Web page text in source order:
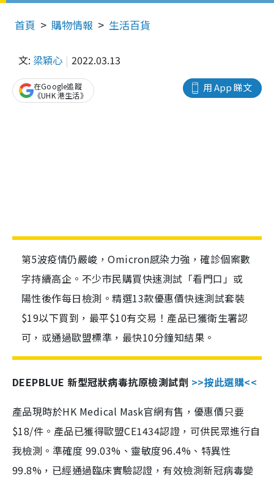
首頁 購物情報 生活百貨
文: 梁穎心 2022.03.13
用 App 睇文
在Google追蹤
《UHK 港生活》
第5波疫情仍嚴峻，Omicron感染力強，確診個案數
字持續高企。不少市民購買快速測試「看門口」或
陽性後作每日檢測。精選13款優惠價快速測試套裝
$19以下買到，最平$10有交易！產品已獲衛生署認
可，或通過歐盟標準，最快10分鐘知結果。
DEEPBLUE 新型冠狀病毒抗原檢測試劑 >>按此選購<<
產品現時於HK Medical Mask官網有售，優惠價只要
$18/件。產品已獲得歐盟CE1434認證，可供民眾進行自
我檢測。準確度 99.03%、靈敏度96.4%、特異性
99.8%，已經通過臨床實驗認證，有效檢測新冠病毒變